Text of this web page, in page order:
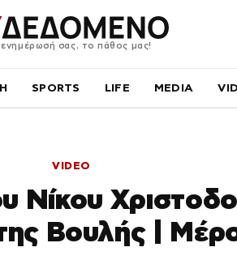
σας, το πάθος μας!
SPORTS LIFE MEDIA
VIDEO
Νίκου
Βουλής |